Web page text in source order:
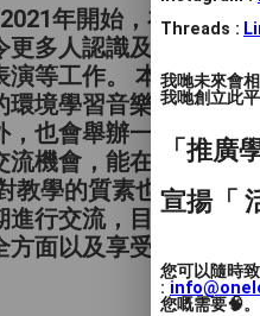
年開始，在屯門區
更多人認識及接觸樂隊
演等工作。 本公司重
境學習音樂。希望學
也會舉辦一些大大小
流機會，能在表演中吸
教學的質素也持有認
進行交流，目的改善及
面以及享受音樂的學
Threads :
我哋未來會
我哋創立此
「推廣
宣揚「
您可以隨時
:
您嘅需要🧠。